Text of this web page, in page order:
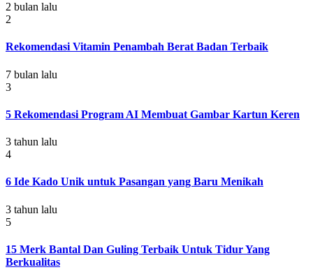
2 bulan lalu
2
Rekomendasi Vitamin Penambah Berat Badan Terbaik
7 bulan lalu
3
5 Rekomendasi Program AI Membuat Gambar Kartun Keren
3 tahun lalu
4
6 Ide Kado Unik untuk Pasangan yang Baru Menikah
3 tahun lalu
5
15 Merk Bantal Dan Guling Terbaik Untuk Tidur Yang
Berkualitas